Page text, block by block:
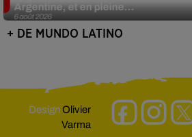
6 août 2026
Argentine, et en pleine...
+ DE MUNDO LATINO
DesignOlivier
Varma